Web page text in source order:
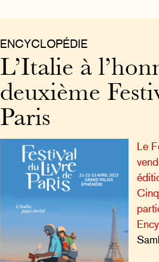
ENCYCLOPÉDIE
L’Italie à
deuxième
Paris
Le